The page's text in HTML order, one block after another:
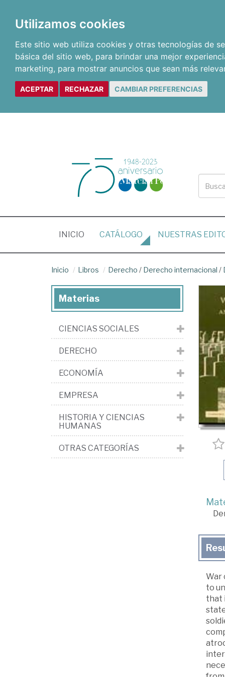
Utilizamos cookies
Este sitio web utiliza cookies y otras tecnologías de
básica del sitio web, para brindar una mejor
marketing, para mostrar anuncios que sean más
ACEPTAR RECHAZAR CAMBIAR PREFERENCIAS
INICIO (CURRENT)
CATÁLOGO NUESTRAS
Inicio Libros Derecho / Derecho internacional /
War
to
that
Materias
CIENCIAS SOCIALES
DERECHO
ECONOMÍA
EMPRESA
HISTORIA Y CIENCIAS
HUMANAS
OTRAS CATEGORÍAS